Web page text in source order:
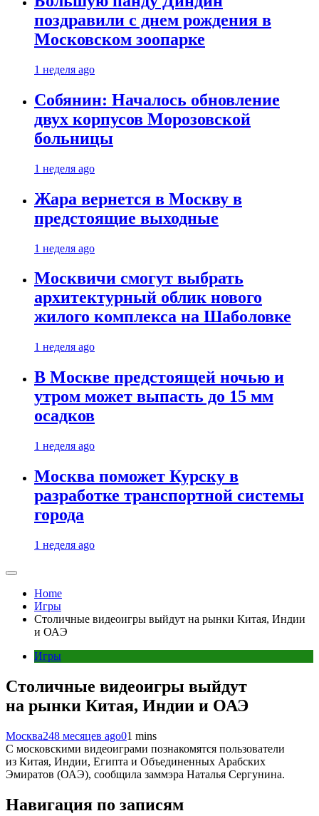
поздравили с днем рождения в
Московском зоопарке
1 неделя ago
Собянин: Началось обновление
двух корпусов Морозовской
больницы
1 неделя ago
Жара вернется в Москву в
предстоящие выходные
1 неделя ago
Москвичи смогут выбрать
архитектурный облик нового
жилого комплекса на Шаболовке
1 неделя ago
В Москве предстоящей ночью и
утром может выпасть до 15 мм
осадков
1 неделя ago
Москва поможет Курску в
разработке транспортной системы
города
1 неделя ago
Home
Игры
Столичные видеоигры выйдут на рынки Китая, Индии
и ОАЭ
Игры
Столичные видеоигры выйдут
на рынки Китая, Индии и ОАЭ
Москва248 месяцев ago01 mins
С московскими видеоиграми познакомятся пользователи
из Китая, Индии, Египта и Объединенных Арабских
Эмиратов (ОАЭ), сообщила заммэра Наталья Сергунина.
Навигация по записям